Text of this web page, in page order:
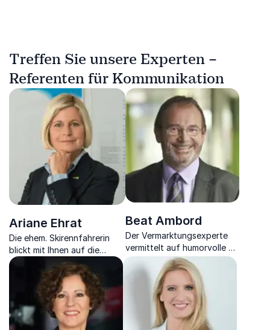
Treffen Sie unsere Experten –
Referenten für Kommunikation
Ariane Ehrat
Die ehem. Skirennfahrerin
blickt mit Ihnen auf die
Herausforderungen &
Positionierungsmöglichkeiten
der Tourismusbranche
Beat Ambord
Der Vermarktungsexperte
vermittelt auf humorvolle &
praxisrelevante Weise, wie
Potentiale im Verkauf
genutzt werden